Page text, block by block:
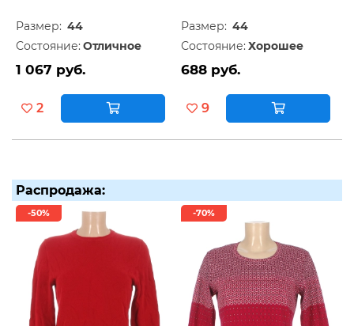
Размер: 44
Состояние: Отличное
1 067 руб.
2
Размер: 44
Состояние: Хорошее
688 руб.
9
Распродажа:
-50% -70%